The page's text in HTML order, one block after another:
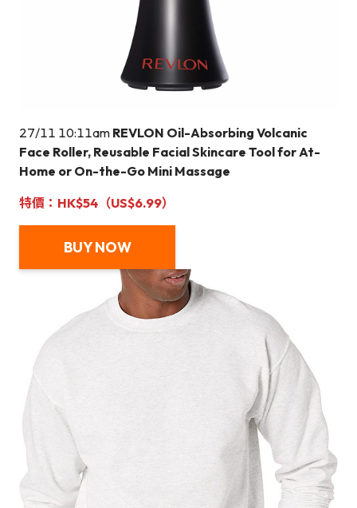
27/11 10:11am REVLON Oil-Absorbing Volcanic
Face Roller, Reusable Facial Skincare Tool for At-
Home or On-the-Go Mini Massage
特價：HK$54（US$6.99）
BUY NOW